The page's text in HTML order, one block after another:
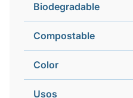
Biodegradable
Compostable
Color
Usos